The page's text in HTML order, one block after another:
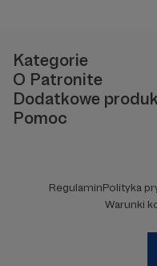
Kategorie
O Patronite
Dodatkowe
Pomoc
RegulaminPolityka
Warunki